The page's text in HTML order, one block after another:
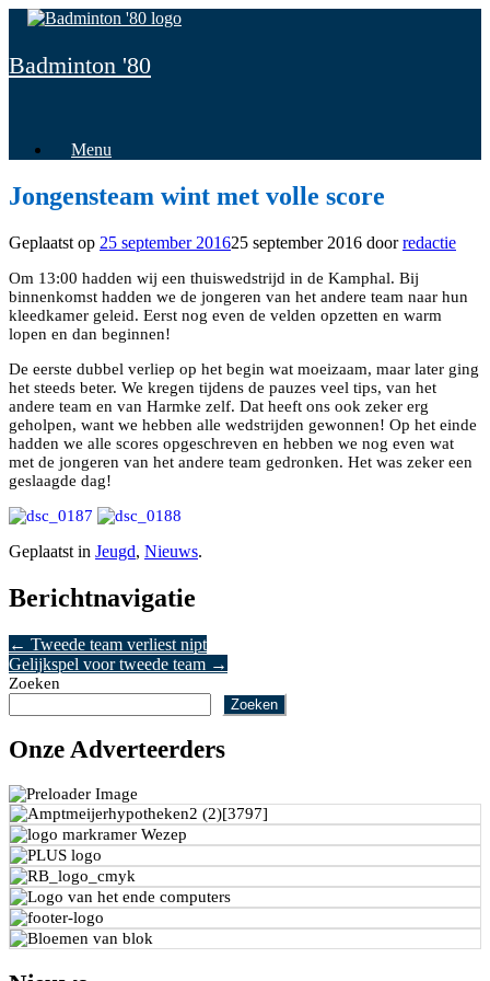
Spring
inhoud
Badminton '80
Menu
Jongensteam wint met volle score
Geplaatst op 25 september 201625 september 2016 doorredactie
Om 13:00 hadden wij een thuiswedstrijd in de Kamphal. Bij
binnenkomst hadden we de jongeren van het andere team naar hun
kleedkamer geleid. Eerst nog even de velden opzetten en warm
lopen en dan beginnen!
De eerste dubbel verliep op het begin wat moeizaam, maar later ging
het steeds beter. We kregen tijdens de pauzes veel tips, van het
andere team en van Harmke zelf. Dat heeft ons ook zeker erg
geholpen, want we hebben alle wedstrijden gewonnen! Op het einde
hadden we alle scores opgeschreven en hebben we nog even wat
met de jongeren van het andere team gedronken. Het was zeker een
geslaagde dag!
Geplaatst in Jeugd, Nieuws.
Berichtnavigatie
← Tweede team verliest nipt
Gelijkspel voor tweede team →
Zoeken
Zoeken
Onze Adverteerders